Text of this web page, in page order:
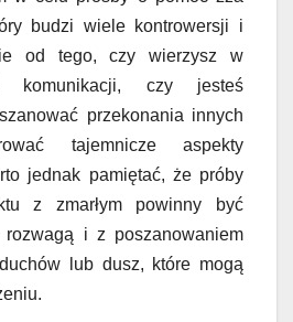
budzi wiele kontrowersji i
od tego, czy wierzysz w
komunikacji, czy jesteś
przekonania innych
tajemnicze aspekty
jednak pamiętać, że próby
z zmarłym powinny być
rozwagą i z poszanowaniem
lub dusz, które mogą